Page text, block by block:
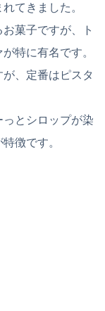
てきました。
菓子ですが、ト
特に有名です。
、定番はピスタ
とシロップが染
徴です。